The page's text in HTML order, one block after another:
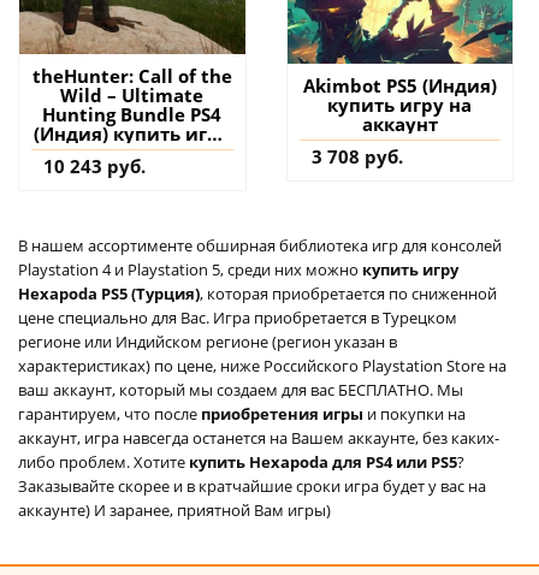
theHunter: Call of the
Wild – Ultimate
Hunting Bundle PS4
(Индия) купить игру
на аккаунт
10 243 руб.
Akimbot PS5 (Индия)
купить игру на
аккаунт
3 708 руб.
В нашем ассортименте обширная библиотека игр для консолей
Playstation 4 и Playstation 5, среди них можно купить игру
Hexapoda PS5 (Турция), которая приобретается по сниженной
цене специально для Вас. Игра приобретается в Турецком
регионе или Индийском регионе (регион указан в
характеристиках) по цене, ниже Российского Playstation Store на
ваш аккаунт, который мы создаем для вас БЕСПЛАТНО. Мы
гарантируем, что после приобретения игры и покупки на
аккаунт, игра навсегда останется на Вашем аккаунте, без каких-
либо проблем. Хотите купить Hexapoda для PS4 или PS5?
Заказывайте скорее и в кратчайшие сроки игра будет у вас на
аккаунте) И заранее, приятной Вам игры)